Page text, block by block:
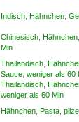
Indisch Hähnchen
Chinesisch Hähnchen
Min
Thailändisch
Sauce weniger als 60
Thailändisch
weniger als 60 Min
Hähnchen Pasta pilze